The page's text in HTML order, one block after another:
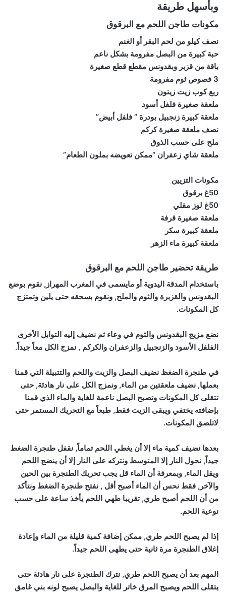
وبأسهل طريقة
مكونات طاجن اللحم مع البرقوق
نصف كيلو من لحم البقر أو الغنم
حبة كبيرة من البصل مفرومة بشكل ناعم
باقة من قزبر وبقدونس مقطع قطع صغيرة
3 فصوص ثوم مفرومة
ربع كوب زيت زيتون
ملعقة صغيرة فلفل أسود
ملعقة كبيرة زنجبيل بودرة ” فلفل أبيض”
نصف ملعقة صغيرة كركم
ملح على حسب الذوق
ملعقة شاي زعفران “ممكن تعويضه بملون الطعام”
مكونات التزيين
50غ برقوق
50غ لوز مقلي
ملعقة صغيرة قرفة
ملعقة كبيرة سكر
ملعقة كبيرة ماء الزهر
طريقة تحضير طاجن اللحم مع البرقوق
باستخدام المدقة اليدوية أو مايسمى في المغرب المهراز, نقوم بوضع
البقدونس والقزبرة والثوم والملح, ونقوم بسحقه حتى يلين وتمتزج
كل المكونات.
نضع مزيج البقدونس والثوم في وعاء ثم نضيف إليه التوابل الأخرى
الفلفل الأسود والزنجبيل والزعفران والكركم , نمزج الكل معاً جيداً.
في طنجرة الضغظ نضيف البصل والزيت واللحم والتتبيلة التي قمنا
بعملها, نضيف ملعقتين من الماء, ونمزج الكل على نار هادئة, حتى
تتقلى كل المكونات وتصبح البصل ناعمة للغاية والماء الذي قمنا
بإضافته يختفي ويبقى الزيت فقط, طبعاً مع التحريك المستمر حتى
لاتلصق المكونات.
بعدها نضيف كمية ماء إلا أن يغطي اللحم تماماً, نقفل طنجرة الضغط
جيداً, نحول النار إلا المتوسط ونتركه على النار إلا أن ينضج اللحم
ويقل الماء, وبمعرفة أن الماء قل يجب تحريك الطنجرة بين الحين
والآخر, فقط نحس أن الماء أصبح أقل , نفتح طنجرة الضغط ونتأكد
من أن اللحم أصبح طري, تقريبا طهي اللحم يأخذ ساعة على حسب
نوعية اللحم.
إذا لم يصبح اللحم طري, ممكن إضافة كمية قليلة من الماء وإعادة
إغلاق الطنجرة مرة ثانية حتى يطهى اللحم جيداً.
المهم بعد أن يصبح اللحم طري, نترك الطنجرة على نار هادئة حتى
يتقلى اللحم ويصبح المرق خاتر للغاية والبصل يصبح لونه بني غامق